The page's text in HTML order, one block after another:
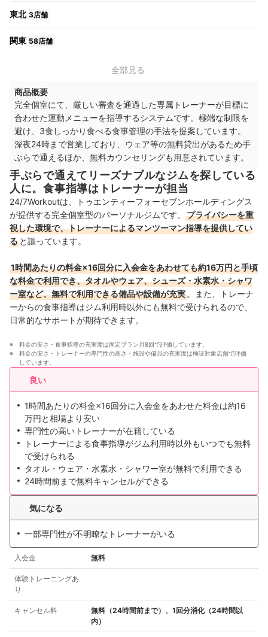
東北 3店舗
関東 58店舗
関西 12店舗
中国・四国 3店舗
九州・沖縄 6店舗
全部見る
商品概要
完全個室にて、厳しい審査を通過した専属トレーナーが目標に
合わせた運動メニューを指導するシステムです。極端な制限を
避け、3食しっかり食べる食事管理の手法を提案しています。
深夜24時まで営業しており、ウェア等の無料貸出があるため手
ぶらで通えるほか、無料カウンセリングも用意されています。
手ぶらで通えてリーズナブルなジムを探している
人に。食事指導はトレーナーが担当
24/7Workoutは、トゥエンティーフォーセブンホールディングス
が提供する完全個室型のパーソナルジムです。
プライバシーを重
視した環境で、トレーナーによるマンツーマン指導を提供してい
る と謳っています。
1時間あたりの料金×16回分に入会金をあわせても約16万円と手頃
な料金で利用でき、タオルやウェア、シューズ・水素水・シャワ
ー室など、無料で利用できる備品や設備が充実 。また、トレーナ
ーからの食事指導はジム利用時以外にも無料で受けられるので、
日常的なサポートが期待できます。
料金の安さ・食事指導の充実度は固定プラン月8回で評価しています。
料金の安さ・トレーナーの専門性の高さ・施設や備品の充実度は検証対象店舗で評価
しています。
良い
1時間あたりの料金×16回分に入会金をあわせた料金は約16
万円と相場より安い
専門性の高いトレーナーが在籍している
トレーナーによる食事指導がジム利用時以外もいつでも無料
で受けられる
タオル・ウェア・水素水・シャワー室が無料で利用できる
24時間前まで無料キャンセルができる
気になる
一部専門性が不明瞭なトレーナーがいる
入会金 無料
体験トレーニングあ
り
キャンセル料
無料（24時間前まで）、1回分消化（24時間以
内）